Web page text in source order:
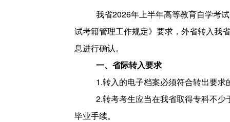
我省2026年上半年高等教育自学考
试考籍管理工作规定》要求，外省转入我
息进行确认。
一、省际转入要求
1.转入的电子档案必须符合转出要
2.转考考生应当在我省取得专科不
毕业手续。